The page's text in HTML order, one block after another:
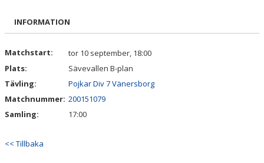
MATCHER
TRUPPEN
BILDGALLERI
INFORMATION
Matchstart:
tor 10 september, 18:00
Plats:
Sävevallen B-plan
Tävling:
Pojkar Div 7 Vänersborg
Matchnummer: 200151079
Samling:
17:00
<< Tillbaka